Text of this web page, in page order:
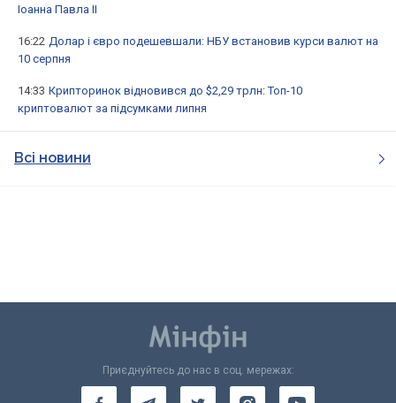
Іоанна Павла II
16:22 Долар і євро подешевшали: НБУ встановив курси валют на
10 серпня
14:33 Крипторинок відновився до $2,29 трлн: Топ-10
криптовалют за підсумками липня
Всі новини
Приєднуйтесь до нас в соц. мережах: